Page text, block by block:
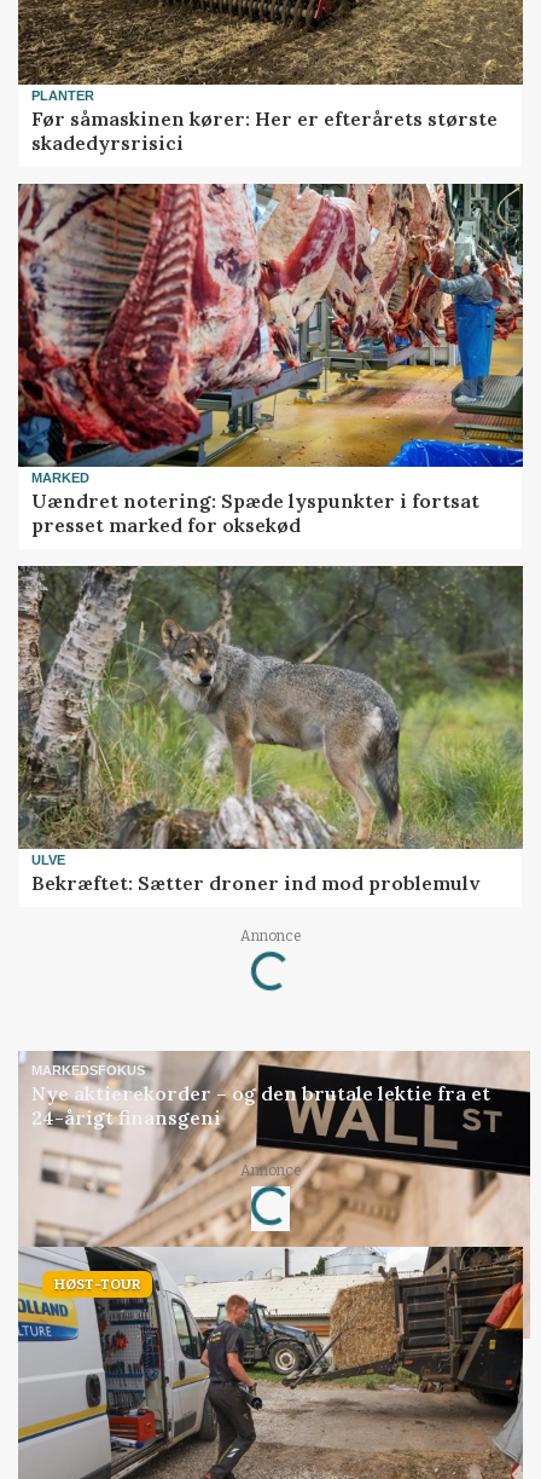
PLANTER
Før såmaskinen kører: Her er efterårets største
skadedyrsrisici
MARKED
Uændret notering: Spæde lyspunkter i fortsat
presset marked for oksekød
ULVE
Bekræftet: Sætter droner ind mod problemulv
Annonce
Loading...
MARKEDSFOKUS
Nye aktierekorder – og den brutale lektie fra et
24-årigt finansgeni
Annonce
Loading...
HØST-TOUR